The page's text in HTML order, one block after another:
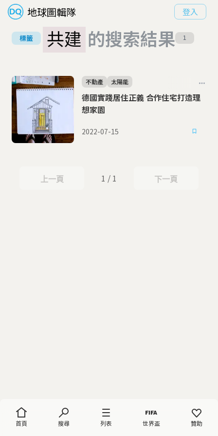
地球圖輯隊 登入
首頁 搜尋 列表 世界盃 贊助
標籤 共建 的搜索結果 1
德國實踐居住正義 合作住宅打造理
想家園
不動產 太陽能
2022-07-15
上一頁
上一頁 1 / 1 下一頁
下一頁